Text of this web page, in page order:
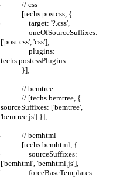
            // css
            [techs.postcss, {
                target: '?.css',
['post.css', 'css'],
techs.postcssPlugins
            }],
            // bemtree
sourceSuffixes: ['bemtree',
'bemtree.js'] }],
            // bemhtml
            [techs.bemhtml, {
['bemhtml', 'bemhtml.js'],